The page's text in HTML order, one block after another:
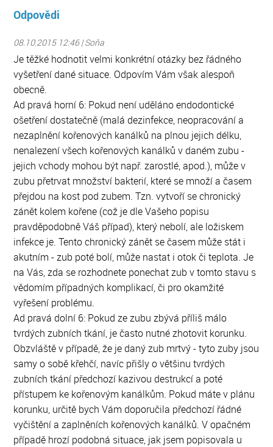
Odpovědi
08.10.2015 12:46 | Soňa
Je těžké hodnotit velmi konkrétní otázky bez řádného
vyšetření dané situace. Odpovím Vám však alespoň
obecně.
Ad pravá horní 6: Pokud není uděláno endodontické
ošetření dostatečně (malá dezinfekce, neopracování a
nezaplnění kořenových kanálků na plnou jejich délku,
nenalezení všech kořenových kanálků v daném zubu -
jejich vchody mohou být např. zarostlé, apod.), může v
zubu přetrvat množství bakterií, které se množí a časem
přejdou na kost pod zubem. Tzn. vytvoří se chronický
zánět kolem kořene (což je dle Vašeho popisu
pravděpodobně Váš případ), který nebolí, ale ložiskem
infekce je. Tento chronický zánět se časem může stát i
akutním - zub poté bolí, může nastat i otok či teplota. Je
na Vás, zda se rozhodnete ponechat zub v tomto stavu s
vědomím případných komplikací, či pro okamžité
vyřešení problému.
Ad pravá dolní 6: Pokud ze zubu zbývá příliš málo
tvrdých zubních tkání, je často nutné zhotovit korunku.
Obzvláště v případě, že je daný zub mrtvý - tyto zuby jsou
samy o sobě křehčí, navíc přišly o většinu tvrdých
zubních tkání předchozí kazivou destrukcí a poté
přístupem ke kořenovým kanálkům. Pokud máte v plánu
korunku, určitě bych Vám doporučila předchozí řádné
vyčištění a zaplněních kořenových kanálků. V opačném
případě hrozí podobná situace, jak jsem popisovala u